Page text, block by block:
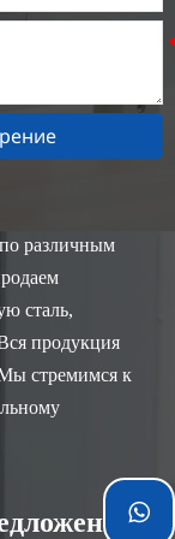
различным
сталь,
продукция
стремимся к
и обеспечить
